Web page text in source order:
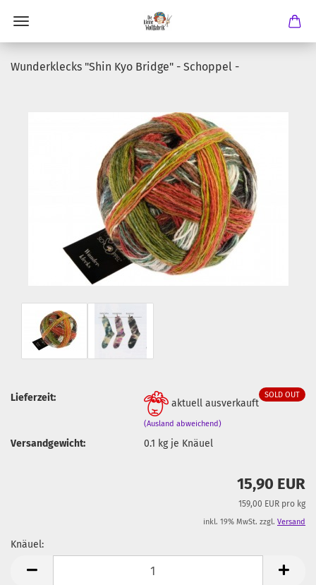
Wunderklecks "Shin Kyo Bridge" - Schoppel -
SOLD OUT
Lieferzeit: aktuell ausverkauft
(Ausland abweichend)
Versandgewicht: 0.1 kg je Knäuel
15,90 EUR
159,00 EUR pro kg
inkl. 19% MwSt. zzgl. Versand
Knäuel: